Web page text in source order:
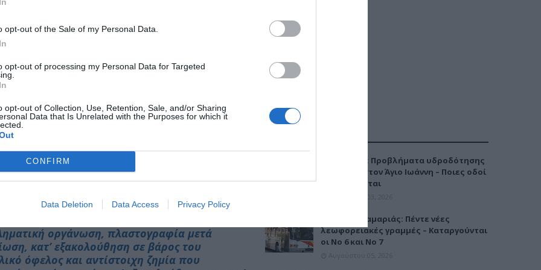
opt-out of the Sale of my Personal Data.
opt-out of processing my Personal Data for Targeted
opt-out of Collection, Use, Retention, Sale, and/or Sharing
Data that Is Unrelated with the Purposes for which it
CONFIRM
Data Deletion Data Access Privacy Policy
ψευδώς συνταγογραφούσαν,
ψυχότροπες ουσίες, ενώ ορισμένα από τα
ελληνική, όσο και στη διεθνή αγορά.
η παράνομη χρήση –3.516– Α.Μ.Κ.Α. βάσει
με τη ζημία του Ε.Ο.Π.Υ.Υ., να
και η παράνομη δραστηριότητα
σε κυκλοφορία φαρμακευτικά
κίνδυνο στην ανθρώπινη υγεία, ενώ
από φαρμακείο των εγκληματικών
δικογραφία για –κατά
οργάνωση, πλαστογραφία μετά
κατ’ εξακολούθηση σε βάρος του
όφελος και αντίστοιχη ζημία που
Καλαμαριά: Προβλήματα υδροδότησης
την Τρίτη στον Άγιο Ιωάννη – Ποιες οδοί
επηρεάζονται
Μετρό Καλαμαριάς: Πέντε νέες
λεωφορειακές γραμμές – Καταργούνται
οι Νο 6 και Νο 7